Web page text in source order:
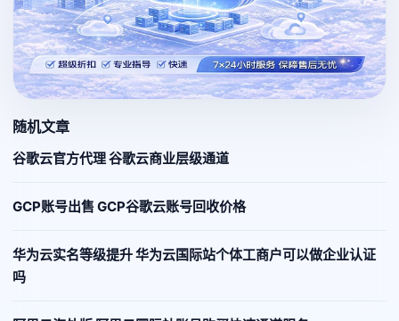
随机文章
谷歌云官方代理 谷歌云商业层级通道
GCP账号出售 GCP谷歌云账号回收价格
华为云实名等级提升 华为云国际站个体工商户可以做企业认证
吗